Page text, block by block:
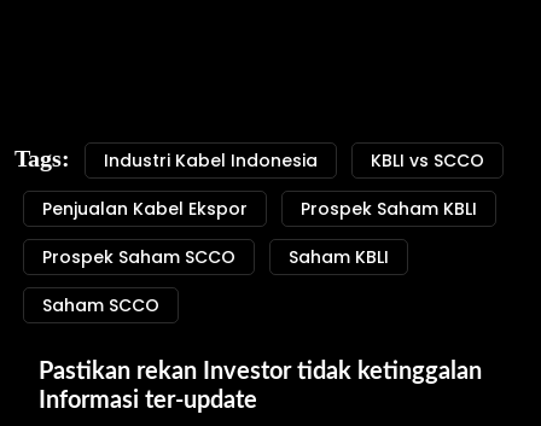
Tags: Industri Kabel Indonesia
KBLI vs SCCO
Penjualan Kabel Ekspor
Prospek Saham KBLI
Prospek Saham SCCO
Saham KBLI
Saham SCCO
Pastikan rekan Investor tidak ketinggalan
Informasi ter-update